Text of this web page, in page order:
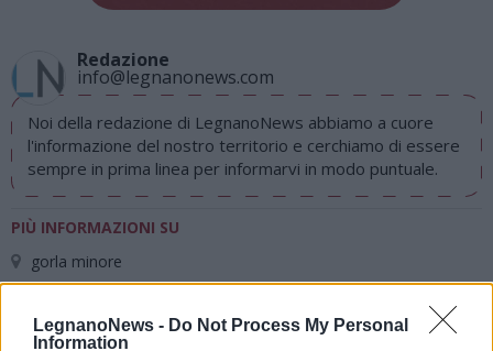
LegnanoNews - Do Not Process My Personal
Information
Redazione
info@legnanonews.com
Noi della redazione di LegnanoNews abbiamo a cuore
l'informazione del nostro territorio e cerchiamo di essere
sempre in prima linea per informarvi in modo puntuale.
PIÙ INFORMAZIONI SU
gorla minore
LEGGI GLI ALTRI ARTICOLI DI